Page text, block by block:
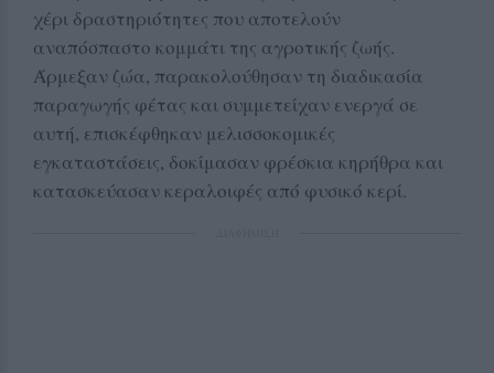
χέρι δραστηριότητες που αποτελούν
αναπόσπαστο κομμάτι της αγροτικής ζωής.
Άρμεξαν ζώα, παρακολούθησαν τη διαδικασία
παραγωγής φέτας και συμμετείχαν ενεργά σε
αυτή, επισκέφθηκαν μελισσοκομικές
εγκαταστάσεις, δοκίμασαν φρέσκια κηρήθρα και
κατασκεύασαν κεραλοιφές από φυσικό κερί.